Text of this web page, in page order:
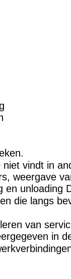
vindt in
weergave
en unloading
die langs
van
in